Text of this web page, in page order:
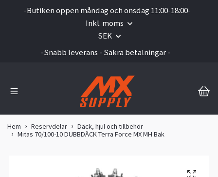
-Butiken öppen måndag och onsdag 11:00-18:00-
Inkl. moms
SEK
-Snabb leverans - Säkra betalningar -
Hem Reservdelar
Däck, hjul och tillbehör
Mitas 70/100-10 DUBBDÄCK Terra Force MX MH Bak